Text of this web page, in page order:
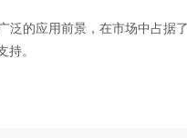
的应用前景，在市场中占据
。